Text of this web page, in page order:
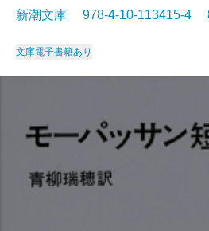
新潮文庫 978-4-10-113415-4
文庫電子書籍あり